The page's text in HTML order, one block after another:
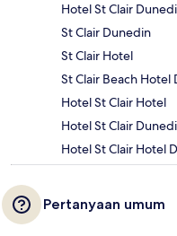
Hotel St Clair
St Clair Dunedin
St Clair Hotel
St Clair Beach Hotel
Hotel St Clair Hotel
Hotel St Clair
Hotel St Clair Hotel
Pertanyaan umum